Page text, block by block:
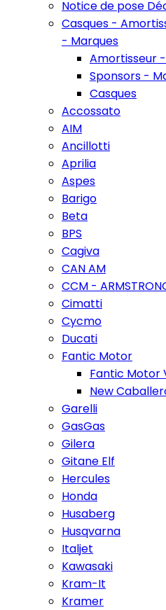
Notice de pose
Casques -
- Marques
Amortisseur
Sponsors -
Casques
Accossato
AIM
Ancillotti
Aprilia
Aspes
Barigo
Beta
BPS
Cagiva
CAN AM
CCM -
Cimatti
Cycmo
Ducati
Fantic Motor
Fantic Motor
New
Garelli
GasGas
Gilera
Gitane Elf
Hercules
Honda
Husaberg
Husqvarna
Italjet
Kawasaki
Kram-It
Kramer